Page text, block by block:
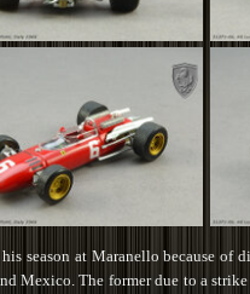
season at Maranello because of
Mexico. The former due to a